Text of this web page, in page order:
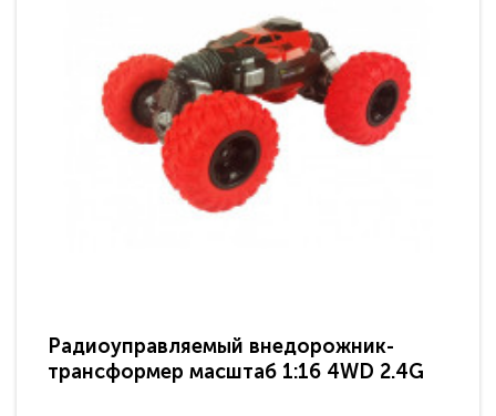
Радиоуправляемый внедорожник-
трансформер масштаб 1:16 4WD 2.4G